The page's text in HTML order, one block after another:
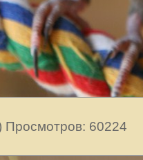
Просмотров: 60224